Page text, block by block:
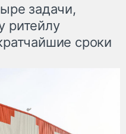
задачи,
ритейлу
сроки